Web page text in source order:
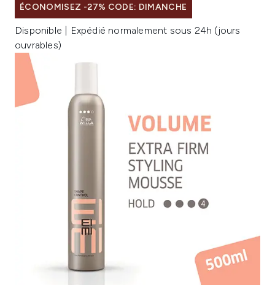
ÉCONOMISEZ -27% CODE: DIMANCHE
Disponible | Expédié normalement sous 24h (jours
ouvrables)